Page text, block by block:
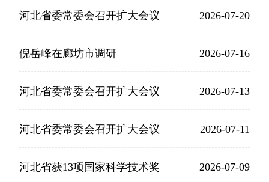
河北省委常委会召开扩大会议 2026-07-20
倪岳峰在廊坊市调研 2026-07-16
河北省委常委会召开扩大会议 2026-07-13
河北省委常委会召开扩大会议 2026-07-11
河北省获13项国家科学技术奖 2026-07-09